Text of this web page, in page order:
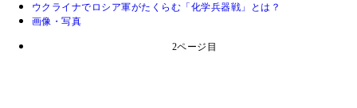
ウクライナでロシア軍がたくらむ「化学兵器戦」とは？
画像・写真
2ページ目